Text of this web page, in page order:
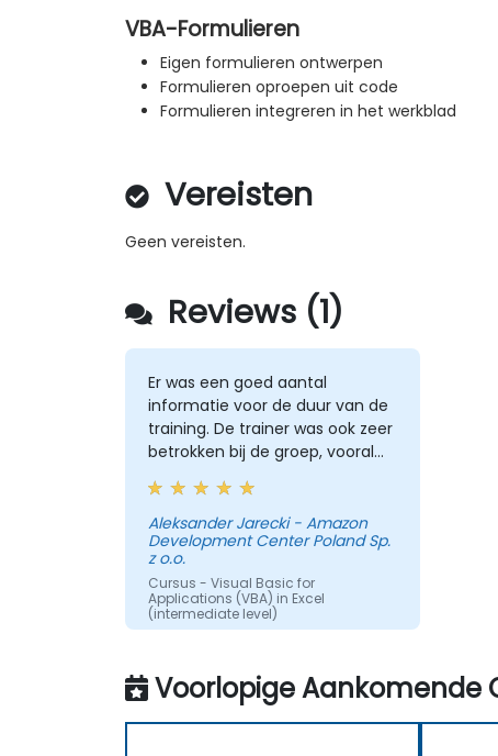
VBA-Formulieren
Eigen formulieren ontwerpen
Formulieren oproepen uit code
Formulieren integreren in het werkblad
Vereisten
Geen vereisten.
Reviews (1)
Er was een goed aantal
informatie voor de duur van de
training. De trainer was ook zeer
betrokken bij de groep, vooral
wanneer mensen moeilijkheden
ondervonden of vragen stelden.
Het was erg aardig van hem om
aan te bieden hulp te geven bij
toekomstige ideeën.
Aleksander Jarecki - Amazon
Development Center Poland Sp.
z o.o.
Cursus - Visual Basic for
Applications (VBA) in Excel
(intermediate level)
Voorlopige Aankomende